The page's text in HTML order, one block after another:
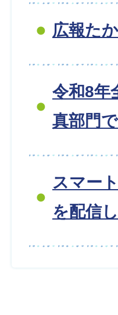
広報た
令和8年
真部門
スマー
を配信